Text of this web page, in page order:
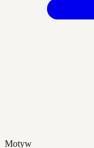
Motyw